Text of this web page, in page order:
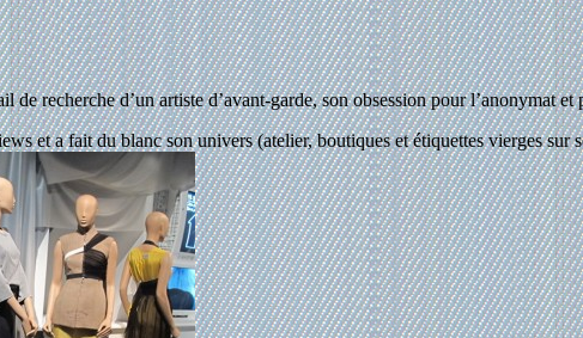
recherche d’un artiste d’avant-garde, son obsession pour l’anonymat et
et a fait du blanc son univers (atelier, boutiques et étiquettes vierges sur